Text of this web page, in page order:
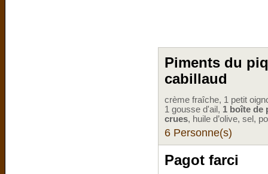
Piments du
cabillaud
crème fraîche, 1 petit
1 gousse d'ail, 1 boîte de
crues, huile d’olive, sel,
6 Personne(s)
Pagot farci